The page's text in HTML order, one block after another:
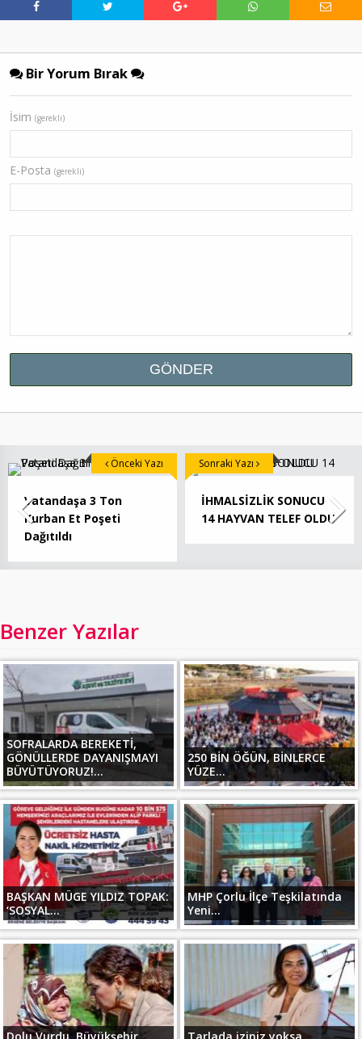
Bir Yorum Bırak
İsim (gerekli)
E-Posta (gerekli)
Vatandaşa 3 Ton
Kurban Et Poşeti
Dağıtıldı
Önceki Yazı
İHMALSİZLİK SONUCU
14 HAYVAN TELEF OLDU
Sonraki Yazı
Benzer Yazılar
SOFRALARDA BEREKETİ,
GÖNÜLLERDE DAYANIŞMAYI
BÜYÜTÜYORUZ!...
250 BİN ÖĞÜN, BİNLERCE
YÜZE...
BAŞKAN MÜGE YILDIZ TOPAK:
‘SOSYAL...
MHP Çorlu İlçe Teşkilatında
Yeni...